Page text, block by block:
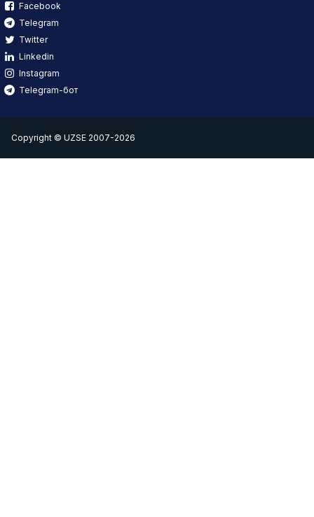
Facebook
Telegram
Twitter
Linkedin
Instagram
Telegram-бот
Copyright © UZSE 2007-2026